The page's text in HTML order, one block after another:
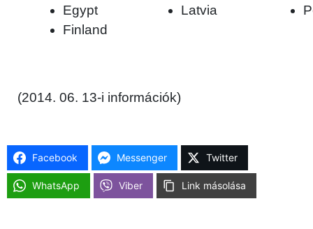
Egypt
Finland
Latvia
(2014. 06. 13-i információk)
Facebook Messenger Twitter
WhatsApp Viber Link másolása